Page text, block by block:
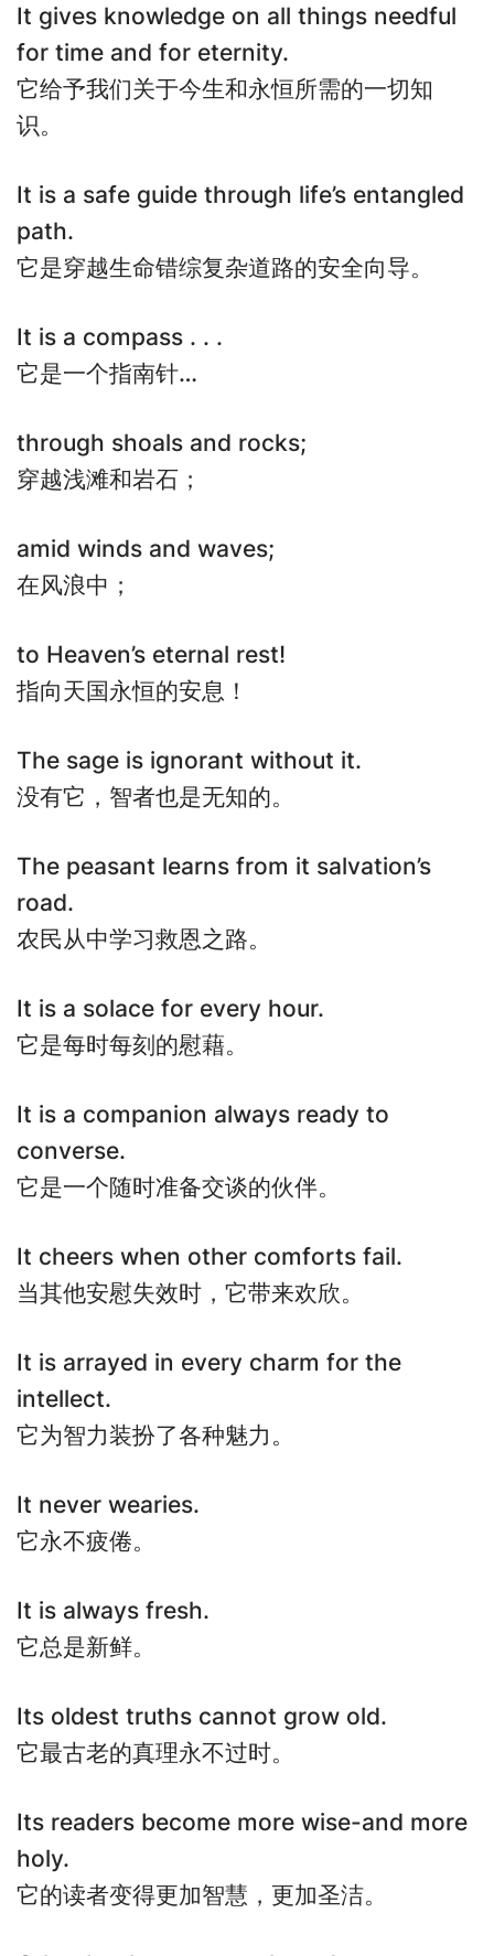
It gives knowledge on all things needful
for time and for eternity.
它给予我们关于今生和永恒所需的一切知
识。
It is a safe guide through life’s entangled
path.
它是穿越生命错综复杂道路的安全向导。
It is a compass . . .
它是一个指南针…
through shoals and rocks;
穿越浅滩和岩石；
amid winds and waves;
在风浪中；
to Heaven’s eternal rest!
指向天国永恒的安息！
The sage is ignorant without it.
没有它，智者也是无知的。
The peasant learns from it salvation’s
road.
农民从中学习救恩之路。
It is a solace for every hour.
它是每时每刻的慰藉。
It is a companion always ready to
converse.
它是一个随时准备交谈的伙伴。
It cheers when other comforts fail.
当其他安慰失效时，它带来欢欣。
It is arrayed in every charm for the
intellect.
它为智力装扮了各种魅力。
It never wearies.
它永不疲倦。
It is always fresh.
它总是新鲜。
Its oldest truths cannot grow old.
它最古老的真理永不过时。
Its readers become more wise-and more
holy.
它的读者变得更加智慧，更加圣洁。